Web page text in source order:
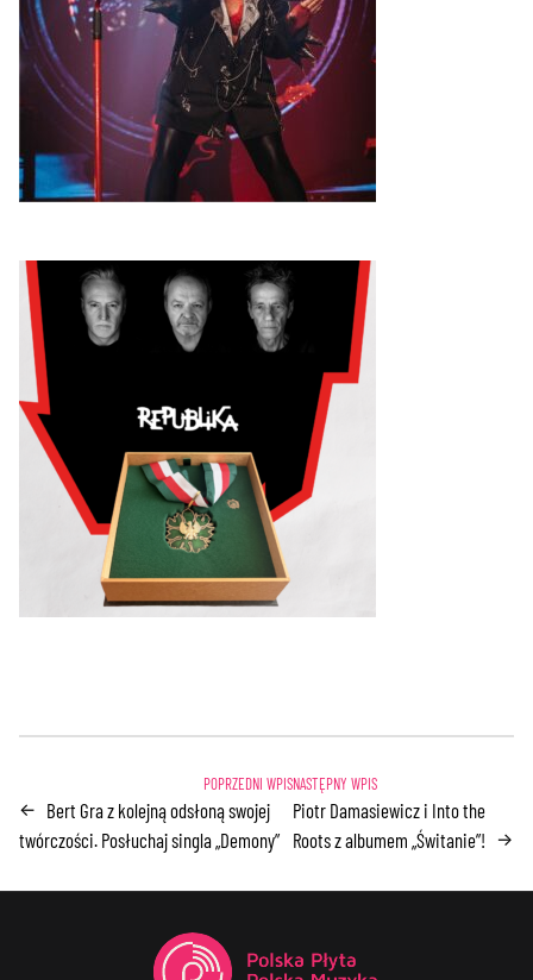
← Bert Gra z kolejną odsłoną swojej
twórczości. Posłuchaj singla „Demony”
Piotr Damasiewicz i Into the
Roots z albumem „Świtanie”! →